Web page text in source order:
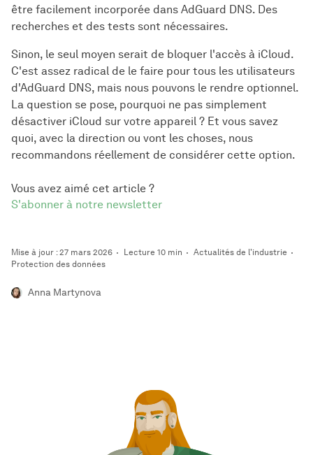
être facilement incorporée dans AdGuard DNS. Des
recherches et des tests sont nécessaires.
Sinon, le seul moyen serait de bloquer l'accès à iCloud.
C'est assez radical de le faire pour tous les utilisateurs
d'AdGuard DNS, mais nous pouvons le rendre optionnel.
La question se pose, pourquoi ne pas simplement
désactiver iCloud sur votre appareil ? Et vous savez
quoi, avec la direction ou vont les choses, nous
recommandons réellement de considérer cette option.
Vous avez aimé cet article ?
S'abonner à notre newsletter
Mise à jour : 27 mars 2026 Lecture 10 min
Actualités de l'industrie
Protection des données
Anna Martynova